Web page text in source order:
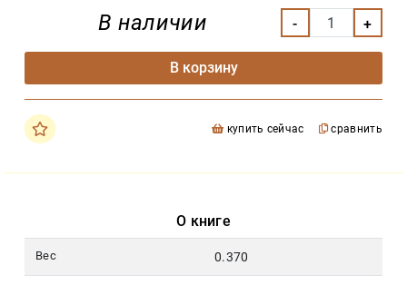
В наличии
В корзину
купить сейчас сравнить
О книге
Вес 0.370
pochta@den-